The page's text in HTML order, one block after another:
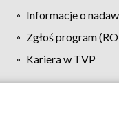
Informacje o
Zgłoś program
Kariera w TVP